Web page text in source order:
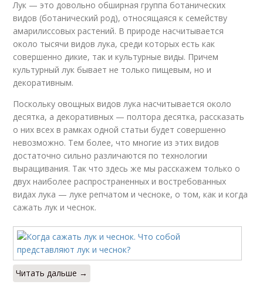
Лук — это довольно обширная группа ботанических
видов (ботанический род), относящаяся к семейству
амарилиссовых растений. В природе насчитывается
около тысячи видов лука, среди которых есть как
совершенно дикие, так и культурные виды. Причем
культурный лук бывает не только пищевым, но и
декоративным.
Поскольку овощных видов лука насчитывается около
десятка, а декоративных — полтора десятка, рассказать
о них всех в рамках одной статьи будет совершенно
невозможно. Тем более, что многие из этих видов
достаточно сильно различаются по технологии
выращивания. Так что здесь же мы расскажем только о
двух наиболее распространенных и востребованных
видах лука — луке репчатом и чесноке, о том, как и когда
сажать лук и чеснок.
Читать дальше →